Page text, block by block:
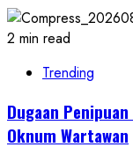
2 min read
Trending
Dugaan
Oknum Wartawan